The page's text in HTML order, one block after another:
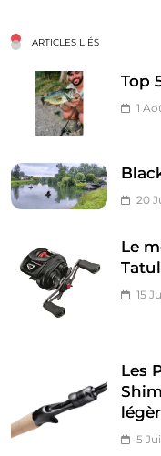
ARTICLES LIÉS
Top
1
20
Le
15
Les
5